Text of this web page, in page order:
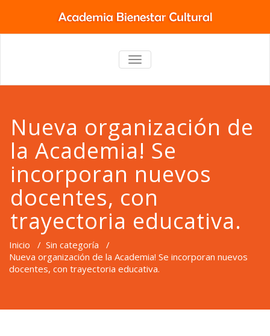
TOGGLE
NAVIGATION
Nueva organización de
la Academia! Se
incorporan nuevos
docentes, con
trayectoria educativa.
Inicio / Sin categoría /
Nueva organización de la Academia! Se incorporan nuevos
docentes, con trayectoria educativa.